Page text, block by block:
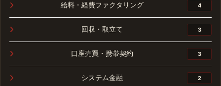
給料・経費ファクタリング 4
回収・取立て 3
口座売買・携帯契約 3
システム金融 2